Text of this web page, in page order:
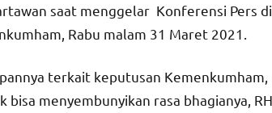
saat menggelar Konferensi Pers
Rabu malam 31 Maret 2021.
terkait keputusan Kemenkumham,
menyembunyikan rasa bhagianya,